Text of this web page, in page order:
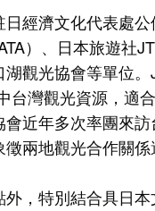
經濟文化代表處
）、日本旅遊社
觀光協會等單位
台灣觀光資源，適
近年多次率團來
兩地觀光合作關係
，特別結合具日